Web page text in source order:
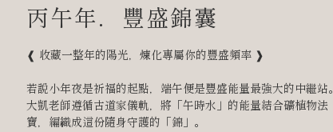
丙午年．豐盛錦囊
❰ 收藏一整年的陽光，煉化專屬你的豐盛頻率 ❱
若說小年夜是祈福的起點，端午便是豐盛能量最強大的中繼站。
大凱老師遵循古道家儀軌，將「午時水」的能量結合礦植物法
寶，編織成這份隨身守護的「錦」。